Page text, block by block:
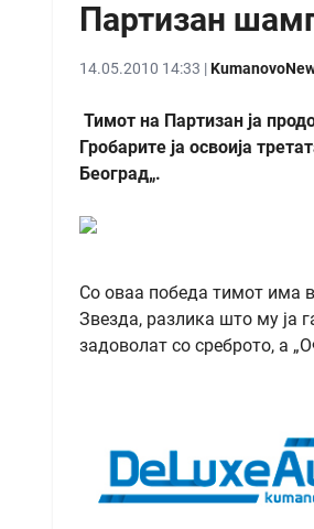
Партизан
14.05.2010 14:33 |
Тимот на Партизан ја
Гробарите ја освоија
Београд„.
Со оваа победа тимот има
Звезда, разлика што му ја
задоволат со среброто, а